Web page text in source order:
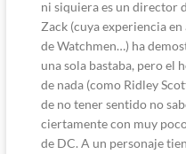
ni siquiera es un director
Zack (cuya experiencia
de Watchmen…) ha
una sola bastaba, pero el
de nada (como Ridley
de no tener sentido no
ciertamente con muy
de DC. A un personaje